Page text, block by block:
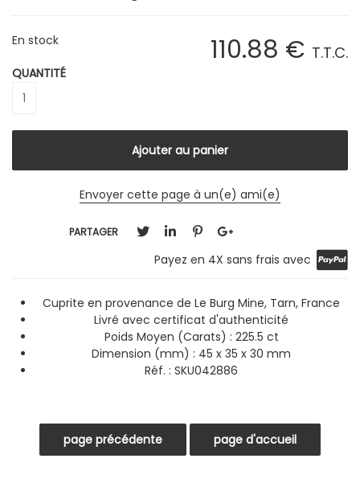
110.88 € T.T.C.
En stock
QUANTITÉ
Envoyer cette page à un(e) ami(e)
PARTAGER
Payez en 4X sans frais avec
Cuprite en provenance de Le Burg Mine, Tarn, France
Livré avec certificat d'authenticité
Poids Moyen (Carats) : 225.5 ct
Dimension (mm) : 45 x 35 x 30 mm
Réf. : SKU042886